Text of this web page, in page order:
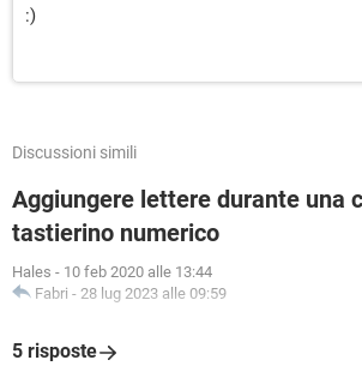
:)
Discussioni simili
Aggiungere lettere durante una
tastierino numerico
Hales - 10 feb 2020 alle 13:44
Fabri - 28 lug 2023 alle 09:59
5 risposte